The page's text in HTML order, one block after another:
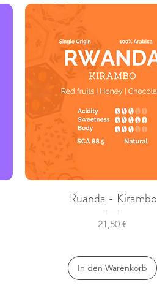
Schnellansicht
Ruanda - Kirambo
Preis
21,50 €
In den Warenkorb